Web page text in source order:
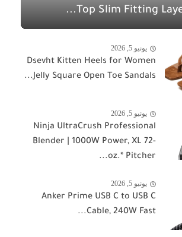
Top Slim Fitting
يونيو 5, 2026
Dsevht Kitten Heels for Women
Jelly Square Open Toe Sandals...
يونيو 5, 2026
Ninja UltraCrush Professional
Blender | 1000W Power, XL 72-
oz.* Pitcher...
يونيو 5, 2026
Anker Prime USB C to USB C
Cable, 240W Fast...